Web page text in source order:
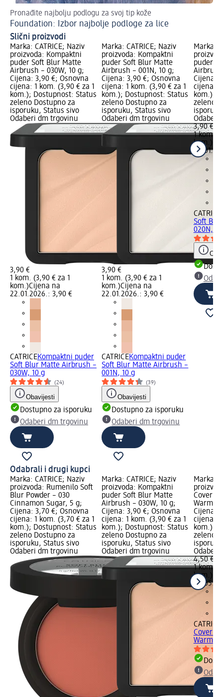
Pronađite najbolju podlogu za svoj tip kože
Foundation: Izbor najbolje podloge za lice
Slični proizvodi
Marka: CATRICE; Naziv
proizvoda: Kompaktni
puder Soft Blur Matte
Airbrush – 030W, 10 g;
Cijena: 3,90 €; Osnovna
cijena: 1 kom. (3,90 € za 1
kom.); Dostupnost: Status
zeleno Dostupno za
isporuku, Status sivo
Odaberi dm trgovinu
3,90 €
1 kom. (3,90 € za 1
kom.)Cijena na
22.01.2026.: 3,90 €
CATRICEKompaktni puder
Soft Blur Matte Airbrush –
030W, 10 g
(24)
Obavijesti
Dostupno za isporuku
Odaberi dm trgovinu
Marka: CATRICE; Naziv
proizvoda: Kompaktni
puder Soft Blur Matte
Airbrush – 001N, 10 g;
Cijena: 3,90 €; Osnovna
cijena: 1 kom. (3,90 € za 1
kom.); Dostupnost: Status
zeleno Dostupno za
isporuku, Status sivo
Odaberi dm trgovinu
3,90 €
1 kom. (3,90 € za 1
kom.)Cijena na
22.01.2026.: 3,90 €
CATRICEKompaktni puder
Soft Blur Matte Airbrush –
001N, 10 g
(39)
Obavijesti
Dostupno za isporuku
Odaberi dm trgovinu
Marka:
puder
Airbrush
Cijena:
cijena: 1
kom.);
zeleno
Odaberi
3,90 €
1 kom.
kom.)
CATRICE
Soft
020N,
Odabrali i drugi kupci
Marka: CATRICE; Naziv
proizvoda: Rumenilo Soft
Blur Powder – 030
Cinnamon Sugar, 5 g;
Cijena: 3,70 €; Osnovna
cijena: 1 kom. (3,70 € za 1
kom.); Dostupnost: Status
zeleno Dostupno za
isporuku, Status sivo
Odaberi dm trgovinu
Marka: CATRICE; Naziv
proizvoda: Kompaktni
puder Soft Blur Matte
Airbrush – 030W, 10 g;
Cijena: 3,90 €; Osnovna
cijena: 1 kom. (3,90 € za 1
kom.); Dostupnost: Status
zeleno Dostupno za
isporuku, Status sivo
Odaberi dm trgovinu
Marka:
Cover
Warm
Cijena:
cijena: 1
kom.);
zeleno
Odaberi
4,50 €
1 kom.
kom.)
CATRICE
Cover